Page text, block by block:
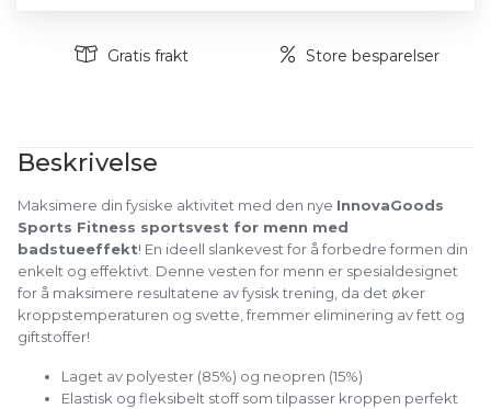
Gratis frakt Store besparelser
Beskrivelse
Maksimere din fysiske aktivitet med den nye InnovaGoods
Sports Fitness sportsvest for menn med
badstueeffekt! En ideell slankevest for å forbedre formen din
enkelt og effektivt. Denne vesten for menn er spesialdesignet
for å maksimere resultatene av fysisk trening, da det øker
kroppstemperaturen og svette, fremmer eliminering av fett og
giftstoffer!
Laget av polyester (85%) og neopren (15%)
Elastisk og fleksibelt stoff som tilpasser kroppen perfekt